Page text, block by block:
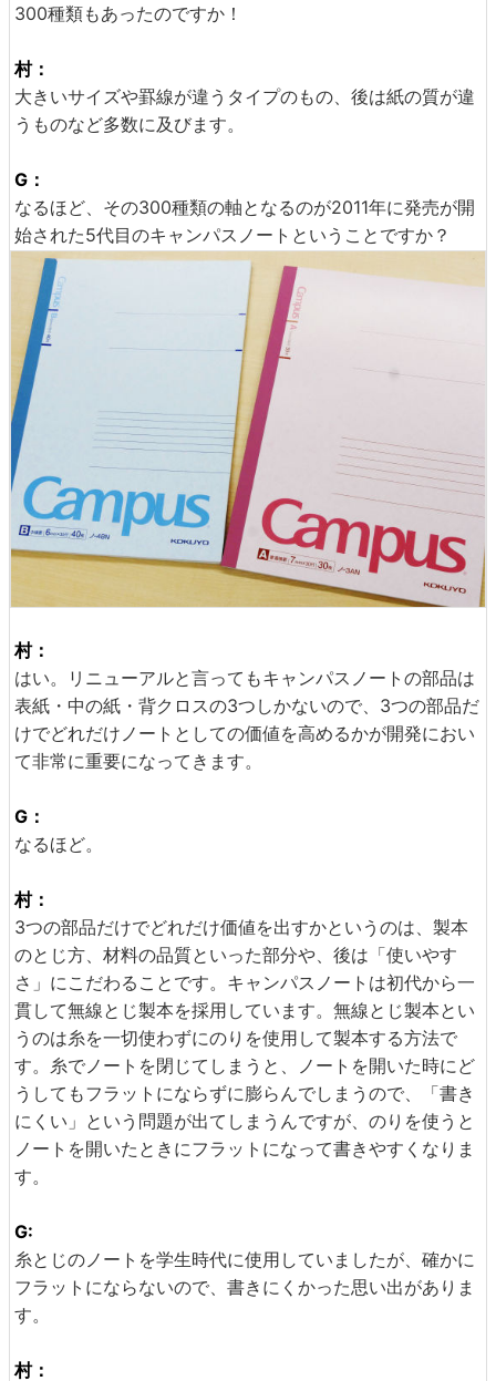
300種類もあったのですか！
村：
大きいサイズや罫線が違うタイプのもの、後は紙の質が違
うものなど多数に及びます。
G：
なるほど、その300種類の軸となるのが2011年に発売が開
始された5代目のキャンパスノートということですか？
村：
はい。リニューアルと言ってもキャンパスノートの部品は
表紙・中の紙・背クロスの3つしかないので、3つの部品だ
けでどれだけノートとしての価値を高めるかが開発におい
て非常に重要になってきます。
G：
なるほど。
村：
3つの部品だけでどれだけ価値を出すかというのは、製本
のとじ方、材料の品質といった部分や、後は「使いやす
さ」にこだわることです。キャンパスノートは初代から一
貫して無線とじ製本を採用しています。無線とじ製本とい
うのは糸を一切使わずにのりを使用して製本する方法で
す。糸でノートを閉じてしまうと、ノートを開いた時にど
うしてもフラットにならずに膨らんでしまうので、「書き
にくい」という問題が出てしまうんですが、のりを使うと
ノートを開いたときにフラットになって書きやすくなりま
す。
G:
糸とじのノートを学生時代に使用していましたが、確かに
フラットにならないので、書きにくかった思い出がありま
す。
村：